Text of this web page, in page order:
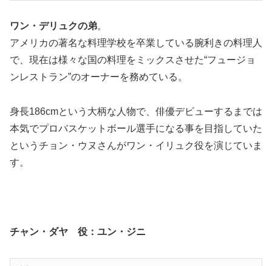
ワン・デリュクの弟。
アメリカの著名な料理学校を卒業している腕利きの料理人
で、現在は様々な国の料理をミックスさせた“フュージョ
ンレストラン”のオーナーを務めている。
身長186cmという大柄な人物で、俳優デビューするまでは
本気でプロバスケットボール選手になる事を目指していた
というチョン・ウヌさんがワン・イリュク役を演じていま
す。
チャン・ダヤ 役：ユン・ジニ